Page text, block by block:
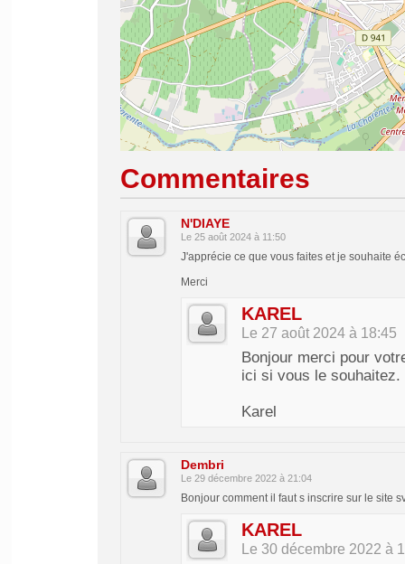
Commentaires
N'DIAYE
Le 25 août 2024 à 11:50
J'apprécie ce que vous faites et je souhaite
Merci
KAREL
Le 27 août 2024 à 18:45
Bonjour merci pour
ici si vous le souhaitez.
Karel
Dembri
Le 29 décembre 2022 à 21:04
Bonjour comment il faut s inscrire sur le site
KAREL
Le 30 décembre 2022 à